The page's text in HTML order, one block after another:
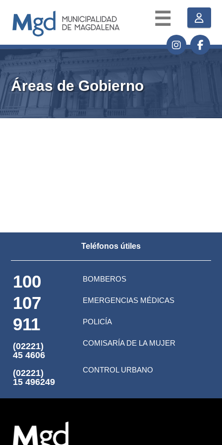
☰
Áreas de Gobierno
Teléfonos útiles
100 BOMBEROS
107 EMERGENCIAS MÉDICAS
911 POLICÍA
(02221)
45 4606
COMISARÍA DE LA MUJER
(02221)
15 496249
CONTROL URBANO